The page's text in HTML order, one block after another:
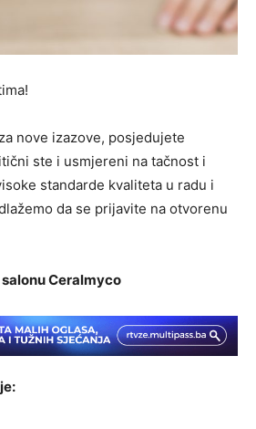
nove izazove, posjedujete
ste i usmjereni na tačnost i
standarde kvaliteta u radu i
da se prijavite na otvorenu
Ceralmyco